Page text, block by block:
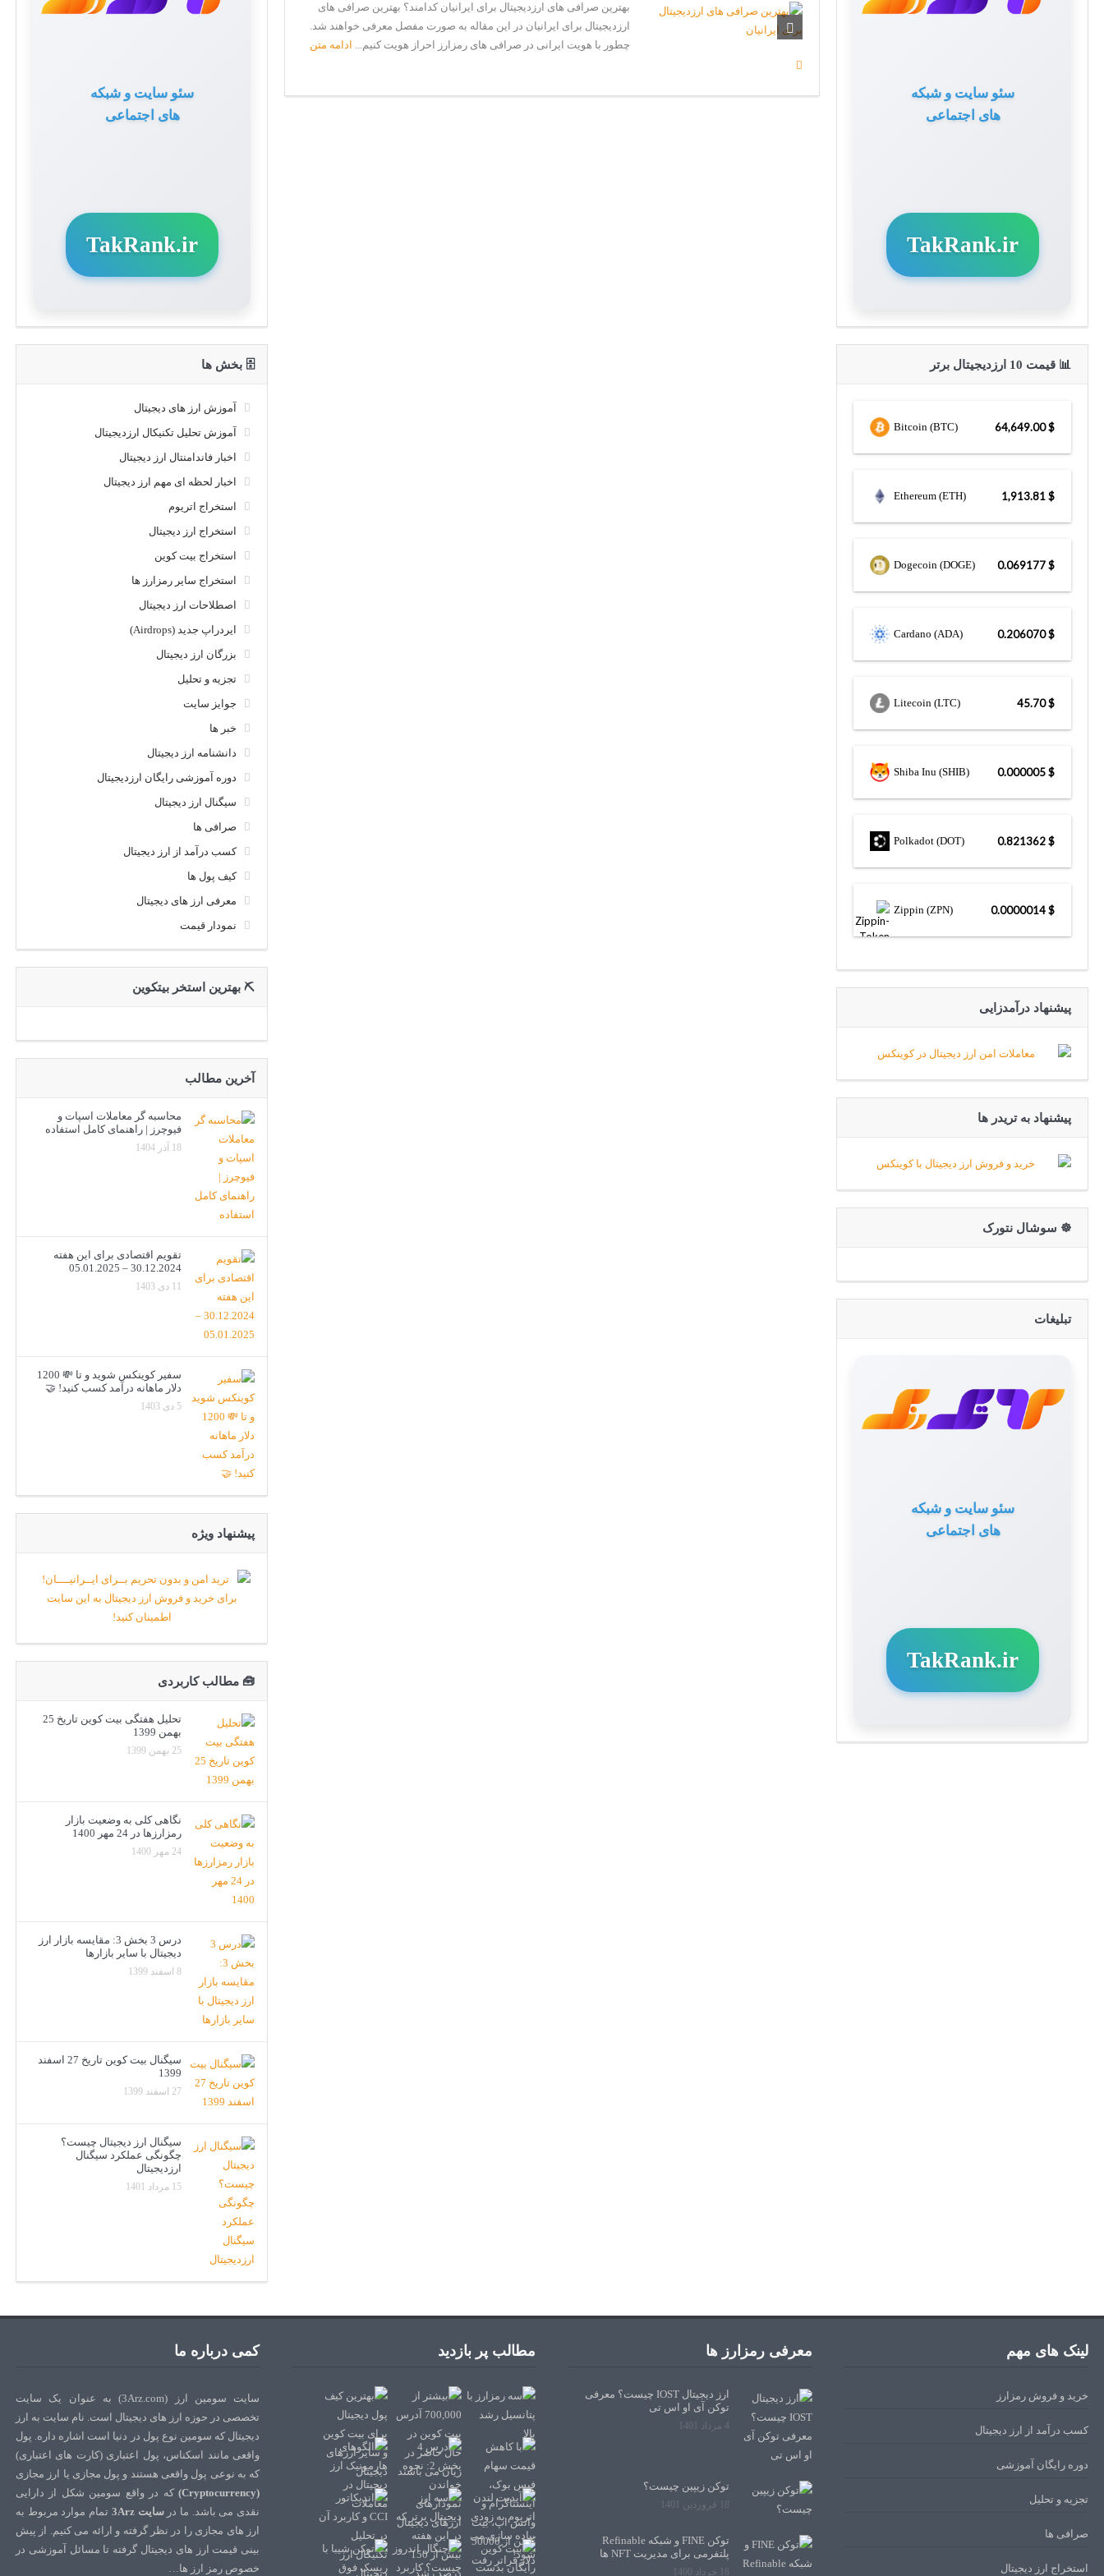
بهترین صرافی های ارزدیجیتال برای ایرانیان کدامند؟ بهترین صرافی های
ارزدیجیتال برای ایرانیان در این مقاله به صورت مفصل معرفی خواهند شد.
چطور با هویت ایرانی در صرافی های رمزارز احراز هویت کنیم... ادامه متن
سئو سایت و شبکه
های اجتماعی
TakRank.ir
🗄 بخش ها
آموزش ارز های دیجیتال
آموزش تحلیل تکنیکال ارزدیجیتال
اخبار فاندامنتال ارز دیجیتال
اخبار لحظه ای مهم ارز دیجیتال
استخراج اتریوم
استخراج ارز دیجیتال
استخراج بیت کوین
استخراج سایر رمزارز ها
اصطلاحات ارز دیجیتال
ایردراپ جدید (Airdrops)
بزرگان ارز دیجیتال
تجزیه و تحلیل
جوایز سایت
خبر ها
دانشنامه ارز دیجیتال
دوره آموزشی رایگان ارزدیجیتال
سیگنال ارز دیجیتال
صرافی ها
کسب درآمد از ارز دیجیتال
کیف پول ها
معرفی ارز های دیجیتال
نمودار قیمت
⛏ بهترین استخر بیتکوین
آخرین مطالب
محاسبه گر معاملات اسپات و
فیوچرز | راهنمای کامل استفاده
18 آذر 1404
تقویم اقتصادی برای این هفته
30.12.2024 – 05.01.2025
11 دی 1403
سفیر کوینکس شوید و تا 💸 1200
دلار ماهانه درآمد کسب کنید! 🤝
5 دی 1403
پیشنهاد ویژه
🧰 مطالب کاربردی
تحلیل هفتگی بیت کوین تاریخ 25
بهمن 1399
25 بهمن 1399
نگاهی کلی به وضعیت بازار
رمزارزها در 24 مهر 1400
24 مهر 1400
درس 3 بخش 3: مقایسه بازار ارز
دیجیتال با سایر بازارها
8 اسفند 1399
سیگنال بیت کوین تاریخ 27 اسفند
1399
27 اسفند 1399
سیگنال ارز دیجیتال چیست؟
چگونگی عملکرد سیگنال
ارزدیجیتال
15 مرداد 1401
سئو سایت و شبکه
های اجتماعی
TakRank.ir
📊 قیمت 10 ارزدیجیتال برتر
Bitcoin (BTC) $ 64,649.00
Ethereum (ETH) $ 1,913.81
Dogecoin (DOGE) $ 0.069177
Cardano (ADA) $ 0.206070
Litecoin (LTC) $ 45.70
Shiba Inu (SHIB) $ 0.000005
Polkadot (DOT) $ 0.821362
Zippin (ZPN) $ 0.0000014
پیشنهاد درآمدزایی
پیشنهاد به تریدر ها
☸️ سوشال نتورک
تبلیغات
سئو سایت و شبکه
های اجتماعی
TakRank.ir
لینک های مهم
خرید و فروش رمزارز
کسب درآمد از ارز دیجیتال
دوره رایگان آموزشی
تجزیه و تحلیل
صرافی ها
استخراج ارز دیجیتال
معرفی رمزارز ها
ارز دیجیتال IOST چیست؟ معرفی
توکن آی او اس تی
4 مرداد 1401
توکن زیپین چیست؟
توکن FINE و شبکه Refinable
پلتفرمی برای مدیریت NFT ها
مطالب پر بازدید کمی درباره ما
سایت سومین ارز (3Arz.com) به عنوان یک سایت
تخصصی در حوزه ارز های دیجیتال است. نام سایت به ارز
دیجیتال که سومین نوع پول در دنیا است اشاره داره. پول
واقعی مانند اسکناس، پول اعتباری (کارت های اعتباری)
که به نوعی پول واقعی هستند و پول مجازی یا ارز مجازی
(Cryptocurrency)
که در واقع سومین شکل از دارایی
نقدی می باشد. ما درسایت 3Arz
تمام موارد مربوط به
ارز های مجازی را در نظر گرفته و ارائه می کنیم. از پیش
بینی قیمت ارز های دیجیتال گرفته تا مسائل آموزشی در
خصوص رمز ارز ها…